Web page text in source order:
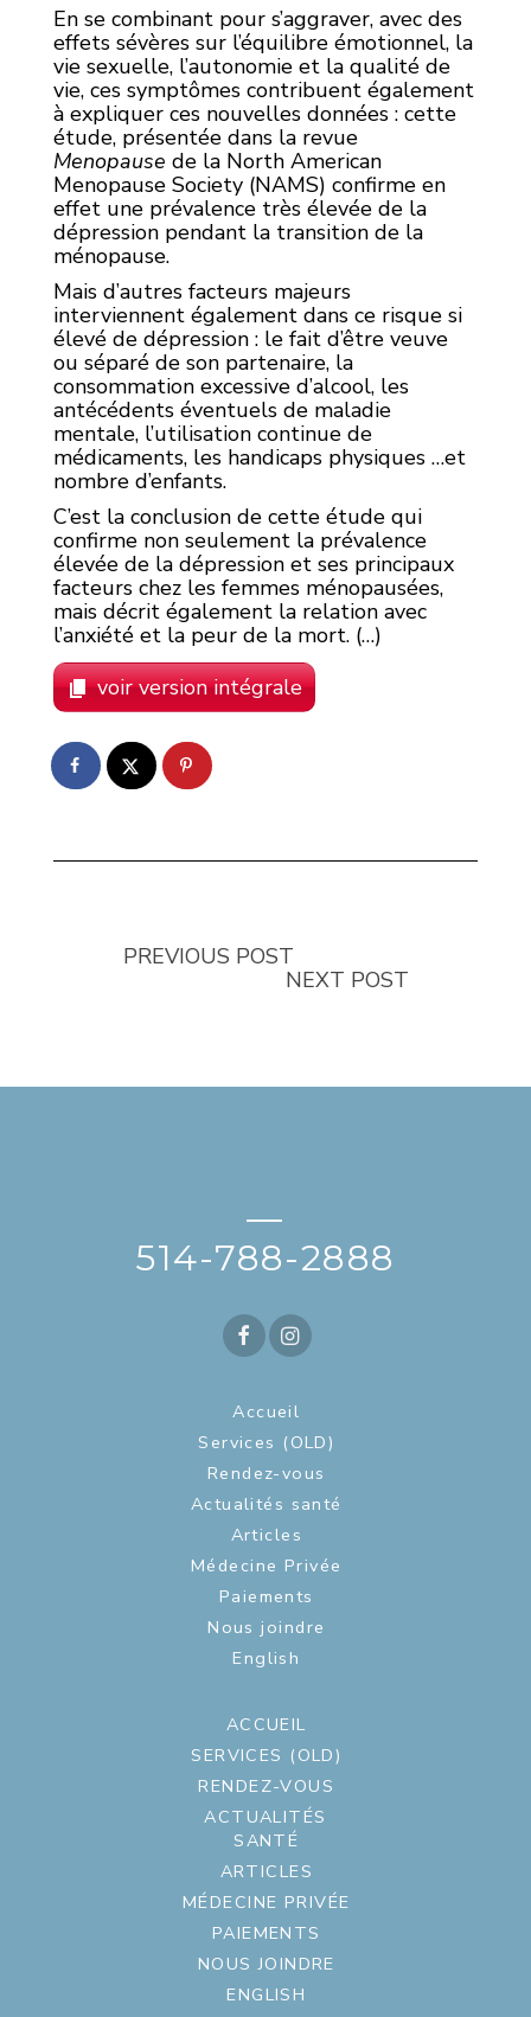
En se combinant pour s’aggraver, avec des
effets sévères sur l’équilibre émotionnel, la
vie sexuelle, l’autonomie et la qualité de
vie, ces symptômes contribuent également
à expliquer ces nouvelles données : cette
étude, présentée dans la revue
Menopause de la North American
Menopause Society (NAMS) confirme en
effet une prévalence très élevée de la
dépression pendant la transition de la
ménopause.
Mais d’autres facteurs majeurs
interviennent également dans ce risque si
élevé de dépression : le fait d’être veuve
ou séparé de son partenaire, la
consommation excessive d’alcool, les
antécédents éventuels de maladie
mentale, l’utilisation continue de
médicaments, les handicaps physiques …et
nombre d’enfants.
C’est la conclusion de cette étude qui
confirme non seulement la prévalence
élevée de la dépression et ses principaux
facteurs chez les femmes ménopausées,
mais décrit également la relation avec
l’anxiété et la peur de la mort. (…)
voir version intégrale
PREVIOUS POST
NEXT POST
—
514-788-2888
Accueil
Services (OLD)
Rendez-vous
Actualités santé
Articles
Médecine Privée
Paiements
Nous joindre
English
ACCUEIL
SERVICES (OLD)
RENDEZ-VOUS
ACTUALITÉS
SANTÉ
ARTICLES
MÉDECINE PRIVÉE
PAIEMENTS
NOUS JOINDRE
ENGLISH